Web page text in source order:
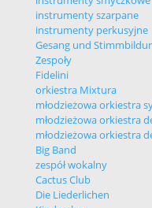
instrumenty szarpane
instrumenty perkusyjne
Gesang und
Zespoły
Fidelini
orkiestra Mixtura
młodzieżowa orkiestra
młodzieżowa orkiestra
młodzieżowa orkiestra
Big Band
zespół wokalny
Cactus Club
Die Liederlichen